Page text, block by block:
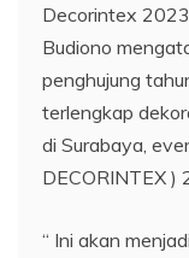
Decorintex
Budiono
penghujung
terlengkap
di Surabaya,
DECORINTEX )
“ Ini akan